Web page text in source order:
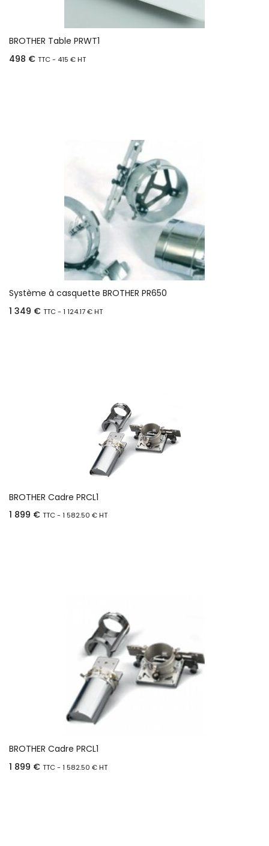
BROTHER Table PRWT1
498 € TTC - 415 €HT
Système à casquette BROTHER PR650
1 349 € TTC - 1 124.17€HT
BROTHER Cadre PRCL1
1 899 € TTC - 1 582.50 €HT
BROTHER Cadre PRCL1
1 899 € TTC - 1 582.50 €HT